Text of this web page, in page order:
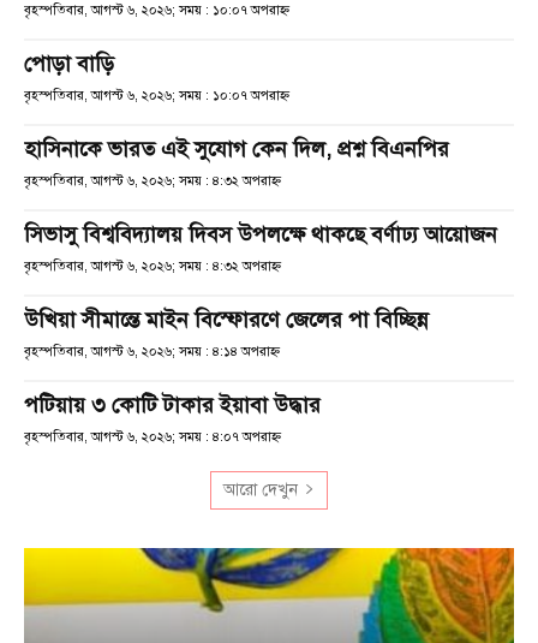
বৃহস্পতিবার, আগস্ট ৬, ২০২৬; সময় : ১০:০৭ অপরাহ্ণ
পোড়া বাড়ি
বৃহস্পতিবার, আগস্ট ৬, ২০২৬; সময় : ১০:০৭ অপরাহ্ণ
হাসিনাকে ভারত এই সুযোগ কেন দিল, প্রশ্ন বিএনপির
বৃহস্পতিবার, আগস্ট ৬, ২০২৬; সময় : ৪:৩২ অপরাহ্ণ
সিভাসু বিশ্ববিদ্যালয় দিবস উপলক্ষে থাকছে বর্ণাঢ্য আয়োজন
বৃহস্পতিবার, আগস্ট ৬, ২০২৬; সময় : ৪:৩২ অপরাহ্ণ
উখিয়া সীমান্তে মাইন বিস্ফোরণে জেলের পা বিচ্ছিন্ন
বৃহস্পতিবার, আগস্ট ৬, ২০২৬; সময় : ৪:১৪ অপরাহ্ণ
পটিয়ায় ৩ কোটি টাকার ইয়াবা উদ্ধার
বৃহস্পতিবার, আগস্ট ৬, ২০২৬; সময় : ৪:০৭ অপরাহ্ণ
আরো দেখুন